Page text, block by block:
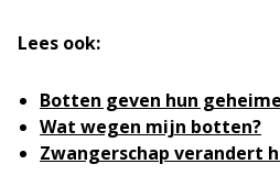
Lees ook:
Botten geven hun
Wat wegen mijn botten?
Zwangerschap verandert